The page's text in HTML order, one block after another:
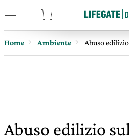
Home Ambiente Abuso
Abuso edilizio